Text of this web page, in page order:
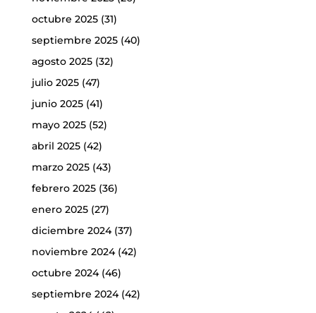
octubre 2025(31)
septiembre 2025(40)
agosto 2025(32)
julio 2025(47)
junio 2025(41)
mayo 2025(52)
abril 2025(42)
marzo 2025(43)
febrero 2025(36)
enero 2025(27)
diciembre 2024(37)
noviembre 2024(42)
octubre 2024(46)
septiembre 2024(42)